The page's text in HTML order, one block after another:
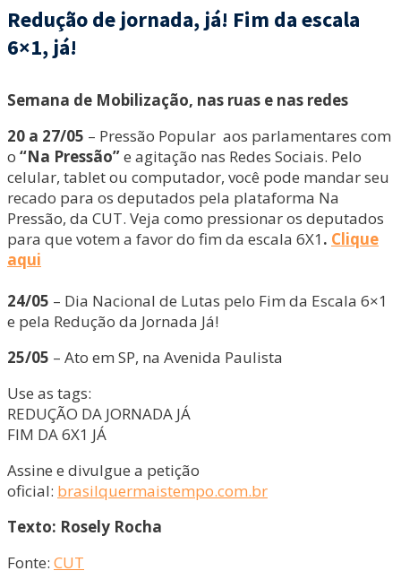
Redução de jornada, já! Fim da escala
6×1, já!
Semana de Mobilização, nas ruas e nas redes
20 a 27/05 – Pressão Popular aos parlamentares com
o “Na Pressão”e agitação nas Redes Sociais. Pelo
celular, tablet ou computador, você pode mandar seu
recado para os deputados pela plataforma Na
Pressão, da CUT. Veja como pressionar os deputados
para que votem a favor do fim da escala 6X1. Clique
aqui
24/05 – Dia Nacional de Lutas pelo Fim da Escala 6×1
e pela Redução da Jornada Já!
25/05 – Ato em SP, na Avenida Paulista
Use as tags:
REDUÇÃO DA JORNADA JÁ
FIM DA 6X1 JÁ
Assine e divulgue a petição
oficial: brasilquermaistempo.com.br
Texto: Rosely Rocha
Fonte: CUT